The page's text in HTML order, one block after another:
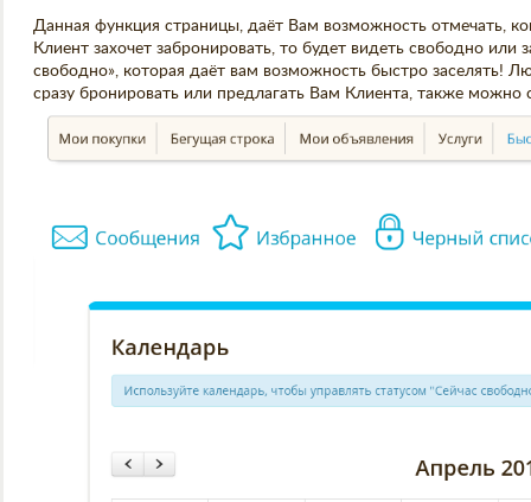
Данная функция страницы, даёт Вам возможность отмечать,
Клиент захочет забронировать, то будет видеть свободно или
свободно», которая даёт вам возможность быстро заселять!
сразу бронировать или предлагать Вам Клиента, также можно